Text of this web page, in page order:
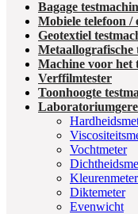
Bagage
Mobiele telefoon /
Geotextiel
Metaallografische
Machine voor het
Verffilmtester
Toonhoogte
Vochtmeter
Kleurenmeter
Diktemeter
Evenwicht